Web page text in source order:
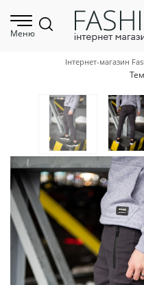
Меню
Інтернет-магазин